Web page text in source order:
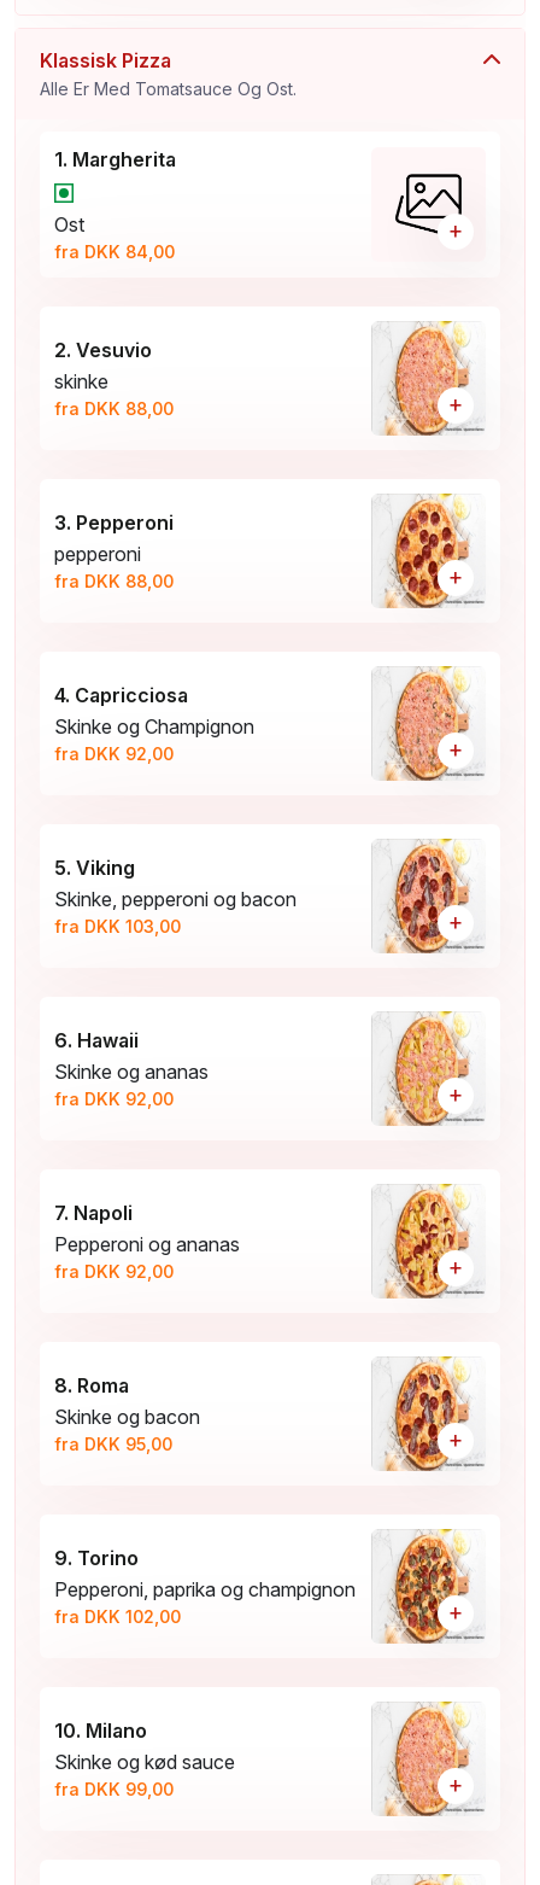
Klassisk Pizza
Alle Er Med Tomatsauce Og Ost.
1. Margherita
Ost
fra DKK 84,00
+
2. Vesuvio
skinke
fra DKK 88,00 +
3. Pepperoni
pepperoni
fra DKK 88,00 +
4. Capricciosa
Skinke og Champignon
fra DKK 92,00 +
5. Viking
Skinke, pepperoni og bacon
fra DKK 103,00 +
6. Hawaii
Skinke og ananas
fra DKK 92,00 +
7. Napoli
Pepperoni og ananas
fra DKK 92,00 +
8. Roma
Skinke og bacon
fra DKK 95,00 +
9. Torino
Pepperoni, paprika og champignon
fra DKK 102,00 +
10. Milano
Skinke og kød sauce
fra DKK 99,00 +